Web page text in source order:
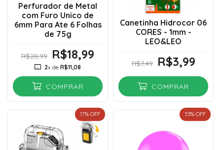
Perfurador de Metal
com Furo Unico de
6mm Para Ate 6 Folhas
de 75g
R$28,99 R$18,99
2x deR$11,08
COMPRAR
Canetinha Hidrocor 06
CORES - 1mm -
LEO&LEO
R$7,49 R$3,99
COMPRAR
17% OFF 53% OFF